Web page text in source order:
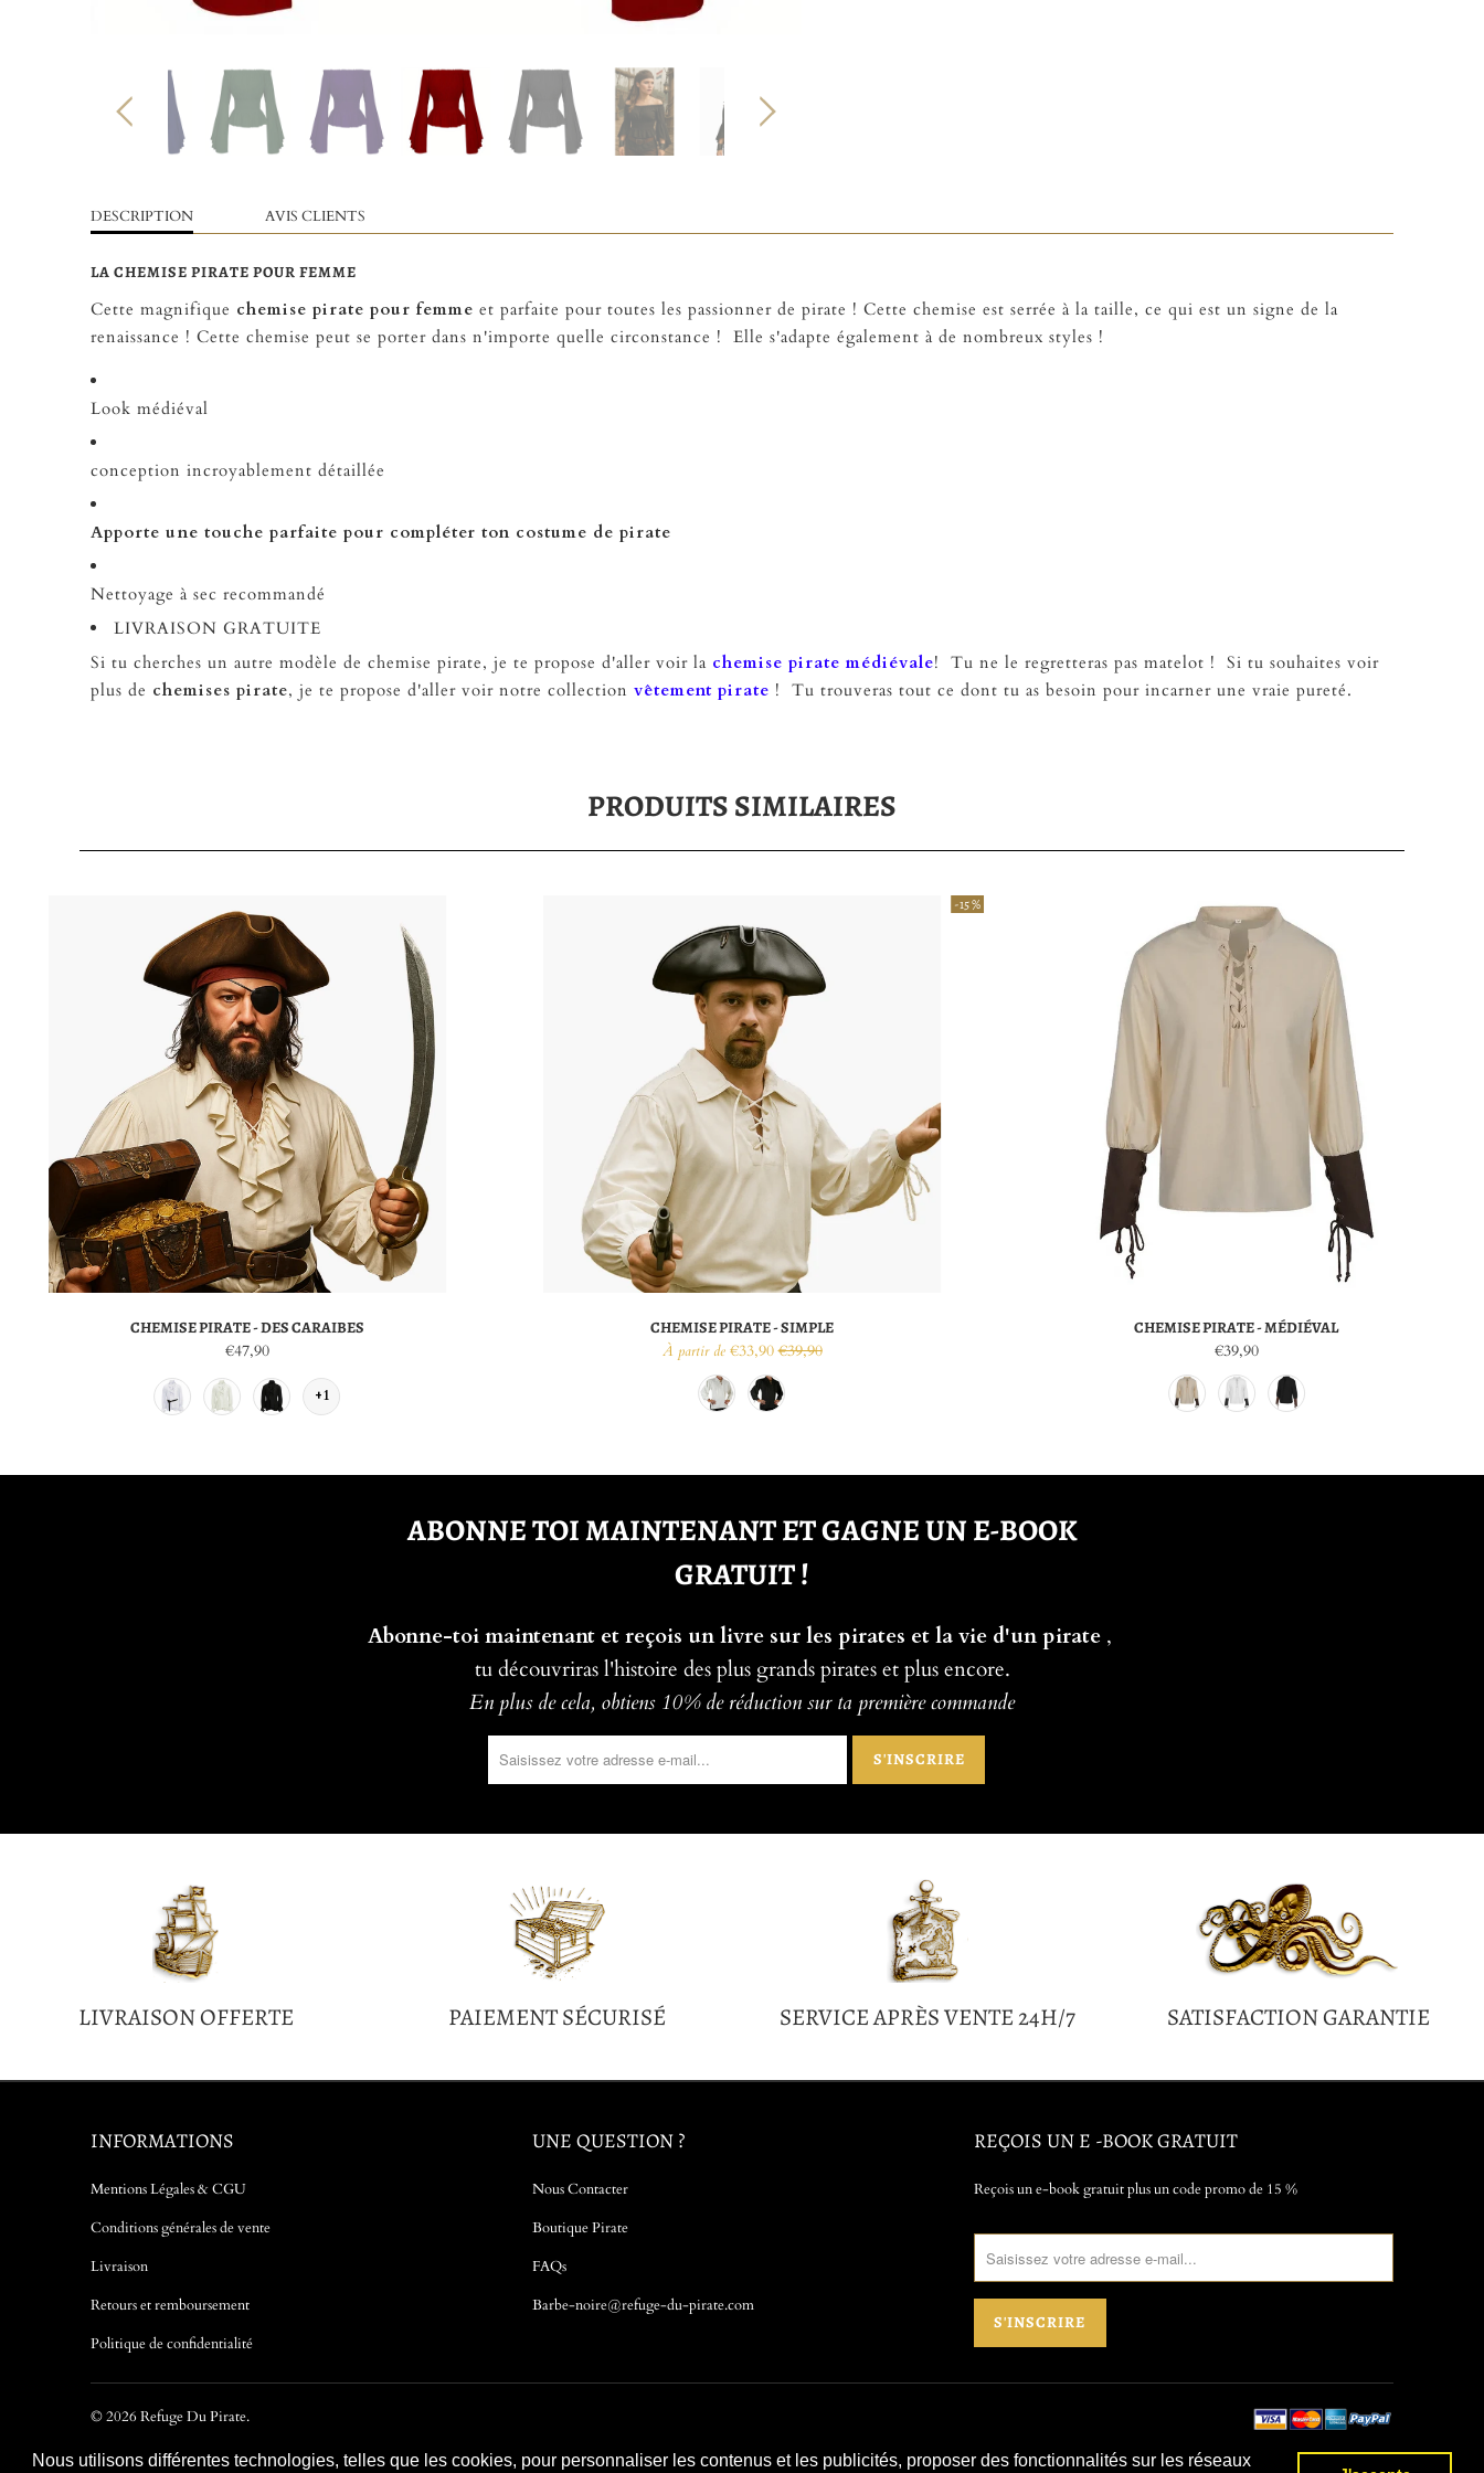
Nous utilisons différentes technologies, telles que les cookies, pour personnaliser les contenus et les publicités, proposer des fonctionnalités sur les réseaux
DESCRIPTION AVIS CLIENTS
LA CHEMISE PIRATE POUR FEMME
Cette magnifique chemise pirate pour femme et parfaite pour toutes les passionner de pirate ! Cette chemise est serrée à la taille, ce qui est un signe de la
renaissance ! Cette chemise peut se porter dans n'importe quelle circonstance ! Elle s'adapte également à de nombreux styles !
Look médiéval
conception incroyablement détaillée
Apporte une touche parfaite pour compléter ton costume de pirate
Nettoyage à sec recommandé
LIVRAISON GRATUITE
Si tu cherches un autre modèle de chemise pirate, je te propose d'aller voir la chemise pirate médiévale! Tu ne le regretteras pas matelot ! Si tu souhaites voir
plus de chemises pirate, je te propose d'aller voir notre collection vêtement pirate ! Tu trouveras tout ce dont tu as besoin pour incarner une vraie pureté.
PRODUITS SIMILAIRES
CHEMISE PIRATE - DES CARAIBES
€47,90
+1
-15 %
CHEMISE PIRATE - SIMPLE
À partir de €33,90 €39,90
CHEMISE PIRATE - MÉDIÉVAL
€39,90
ABONNE TOI MAINTENANT ET GAGNE UN E-BOOK
GRATUIT !
Abonne-toi maintenant et reçois un livre sur les pirates et la vie d'un pirate,
tu découvriras l'histoire des plus grands pirates et plus encore.
En plus de cela, obtiens 10% de réduction sur ta première commande
LIVRAISON OFFERTE PAIEMENT SÉCURISÉ SERVICE APRÈS VENTE 24H/7 SATISFACTION GARANTIE
INFORMATIONS
Mentions Légales & CGU
Conditions générales de vente
Livraison
Retours et remboursement
Politique de confidentialité
UNE QUESTION ?
Nous Contacter
Boutique Pirate
FAQs
Barbe-noire@refuge-du-pirate.com
REÇOIS UN E -BOOK GRATUIT
Reçois un e-book gratuit plus un code promo de 15 %
© 2026 Refuge Du Pirate.